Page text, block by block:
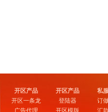
开区产品
开区一条龙
广告代理
开区产品
登陆器
开区模版
私
订
汇